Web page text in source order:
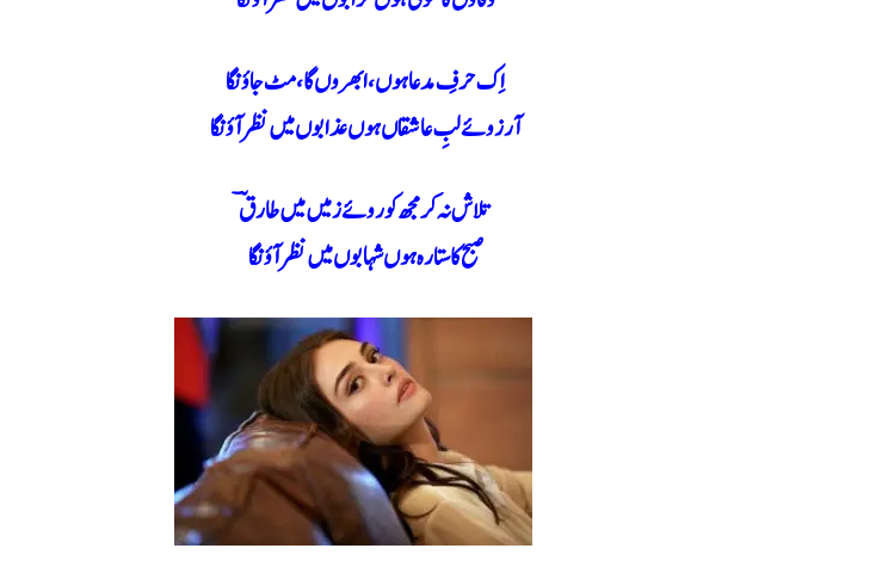
اِک حرفِ مدعا ہوں، ابھروں گا، مٹ جاؤنگا
آرزوئے لبِ عاشقاں ہوں عذابوں میں نظر آؤنگا
تلاش نہ کر مجھ کو روئے زمیں میں طارقؔ
صبح کا ستارہ ہوں شہابوں میں نظر آؤنگا